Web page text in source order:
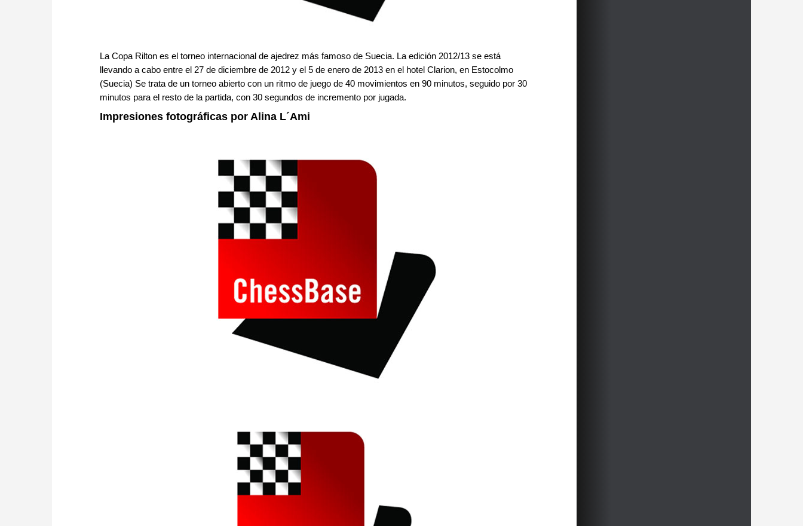
La Copa Rilton es el torneo internacional de ajedrez más famoso de Suecia. La edición 2012/13 se está
llevando a cabo entre el 27 de diciembre de 2012 y el 5 de enero de 2013 en el hotel Clarion, en Estocolmo
(Suecia) Se trata de un torneo abierto con un ritmo de juego de 40 movimientos en 90 minutos, seguido por 30
minutos para el resto de la partida, con 30 segundos de incremento por jugada.
Impresiones fotográficas por Alina L´Ami